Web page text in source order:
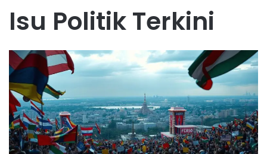
Isu Politik Terkini